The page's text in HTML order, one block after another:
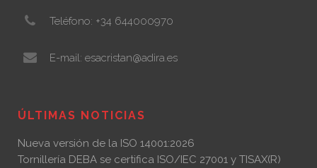
Teléfono: +34 644000970
E-mail: esacristan@adira.es
ÚLTIMAS NOTICIAS
Nueva versión de la ISO 14001:2026
Tornillería DEBA se certifica ISO/IEC 27001 y TISAX(R)